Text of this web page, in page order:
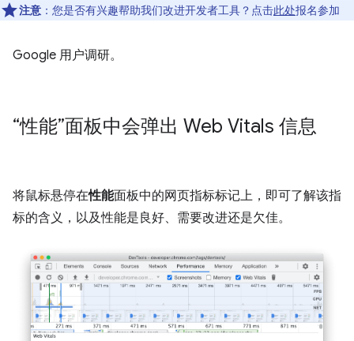
注意 ：您是否有兴趣帮助我们改进开发者工具？点击此处报名参加
Google 用户调研。
“性能”面板中会弹出 Web Vitals 信息
将鼠标悬停在性能面板中的网页指标标记上，即可了解该指
标的含义，以及性能是良好、需要改进还是欠佳。